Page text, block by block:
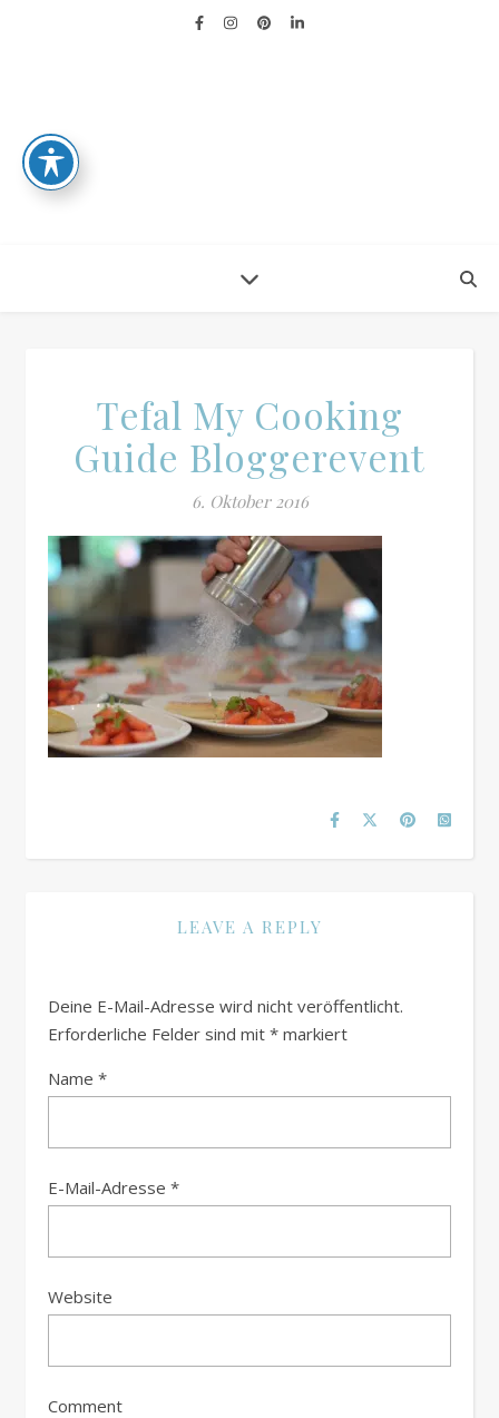
Tefal My Cooking
Guide Bloggerevent
6. Oktober 2016
LEAVE A REPLY
Deine E-Mail-Adresse wird nicht veröffentlicht.
Erforderliche Felder sind mit * markiert
Name *
E-Mail-Adresse *
Website
Comment